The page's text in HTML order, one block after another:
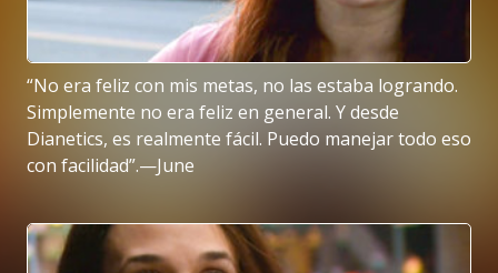
“No era feliz con mis metas, no las estaba logrando.
Simplemente no era feliz en general. Y desde
Dianetics, es realmente fácil. Puedo manejar todo eso
con facilidad”.—June